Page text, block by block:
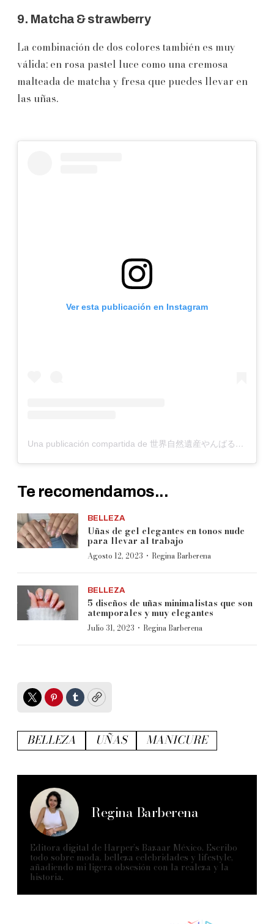
9. Matcha & strawberry
La combinación de dos colores también es muy
válida; en rosa pastel luce como una cremosa
malteada de matcha y fresa que puedes llevar en
las uñas.
Ver esta publicación en Instagram
Una publicación compartida de 世界自然遺産やんばるの森に佇む ネイル宅サロン🌿 沖縄県最北端。 (@moncharnail)
Te recomendamos...
BELLEZA
Uñas de gel elegantes en tonos nude
para llevar al trabajo
Agosto 12, 2023 · Regina Barberena
BELLEZA
5 diseños de uñas minimalistas que son
atemporales y muy elegantes
Julio 31, 2023 · Regina Barberena
TwitterPinterest
TumblrCopy
BELLEZA UÑAS MANICURE
Regina Barberena
Editora digital de Harper’s Bazaar México. Escribo
todo sobre moda, belleza celebridades y lifestyle,
añadiendo mi ligera obsesión con la realeza y la
historia.